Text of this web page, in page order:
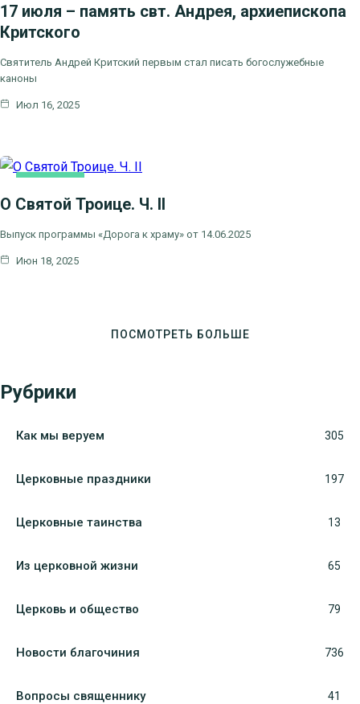
17 июля – память свт. Андрея, архиепископа
Критского
Святитель Андрей Критский первым стал писать богослужебные
каноны
Июл 16, 2025
О Святой Троице. Ч. II
Выпуск программы «Дорога к храму» от 14.06.2025
Июн 18, 2025
ПОСМОТРЕТЬ БОЛЬШЕ
Рубрики
Как мы веруем 305
Церковные праздники 197
Церковные таинства 13
Из церковной жизни 65
Церковь и общество 79
Новости благочиния 736
Вопросы священнику 41